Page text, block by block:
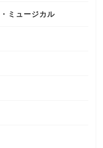
ミュージカル